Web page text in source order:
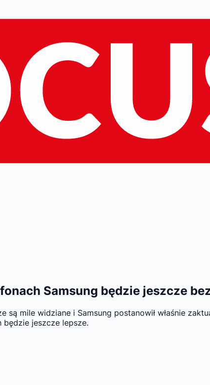
Samsung będzie jeszcze
są mile widziane i Samsung postanowił właśnie
jeszcze lepsze.